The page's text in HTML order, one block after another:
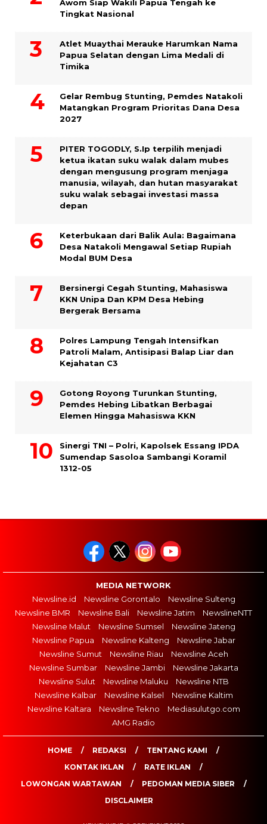
Awom Siap Wakili Papua Tengah ke
Tingkat Nasional
Atlet Muaythai Merauke Harumkan Nama
Papua Selatan dengan Lima Medali di
Timika
Gelar Rembug Stunting, Pemdes Natakoli
Matangkan Program Prioritas Dana Desa
2027
PITER TOGODLY, S.Ip terpilih menjadi
ketua ikatan suku walak dalam mubes
dengan mengusung program menjaga
manusia, wilayah, dan hutan masyarakat
suku walak sebagai investasi massa
depan
Keterbukaan dari Balik Aula: Bagaimana
Desa Natakoli Mengawal Setiap Rupiah
Modal BUM Desa
Bersinergi Cegah Stunting, Mahasiswa
KKN Unipa Dan KPM Desa Hebing
Bergerak Bersama
Polres Lampung Tengah Intensifkan
Patroli Malam, Antisipasi Balap Liar dan
Kejahatan C3
Gotong Royong Turunkan Stunting,
Pemdes Hebing Libatkan Berbagai
Elemen Hingga Mahasiswa KKN
Sinergi TNI – Polri, Kapolsek Essang IPDA
Sumendap Sasoloa Sambangi Koramil
1312-05
MEDIA NETWORK
Newsline.id
Newsline Gorontalo
Newsline Sulteng
Newsline BMR
Newsline Bali Newsline Jatim
NewslineNTT
Newsline Malut
Newsline Sumsel
Newsline Jateng
Newsline Papua
Newsline Kalteng
Newsline Jabar
Newsline Sumut
Newsline Riau
Newsline Aceh
Newsline Sumbar
Newsline Jambi
Newsline Jakarta
Newsline Sulut
Newsline Maluku
Newsline NTB
Newsline Kalbar
Newsline Kalsel
Newsline Kaltim
Newsline Kaltara
Newsline Tekno
Mediasulutgo.com
AMG Radio
HOME REDAKSI
TENTANG KAMI
KONTAK IKLAN
RATE IKLAN
LOWONGAN WARTAWAN
PEDOMAN MEDIA SIBER
DISCLAIMER